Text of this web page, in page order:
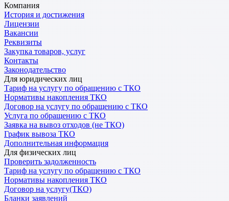
Компания
История и достижения
Лицензии
Вакансии
Реквизиты
Закупка товаров, услуг
Контакты
Законодательство
Для юридических лиц
Тариф на услугу по обращению с ТКО
Нормативы накопления ТКО
Договор на услугу по обращению с ТКО
Услуга по обращению с ТКО
Заявка на вывоз отходов (не ТКО)
График вывоза ТКО
Дополнительная информация
Для физических лиц
Проверить задолженность
Тариф на услугу по обращению с ТКО
Нормативы накопления ТКО
Договор на услугу(ТКО)
Бланки заявлений